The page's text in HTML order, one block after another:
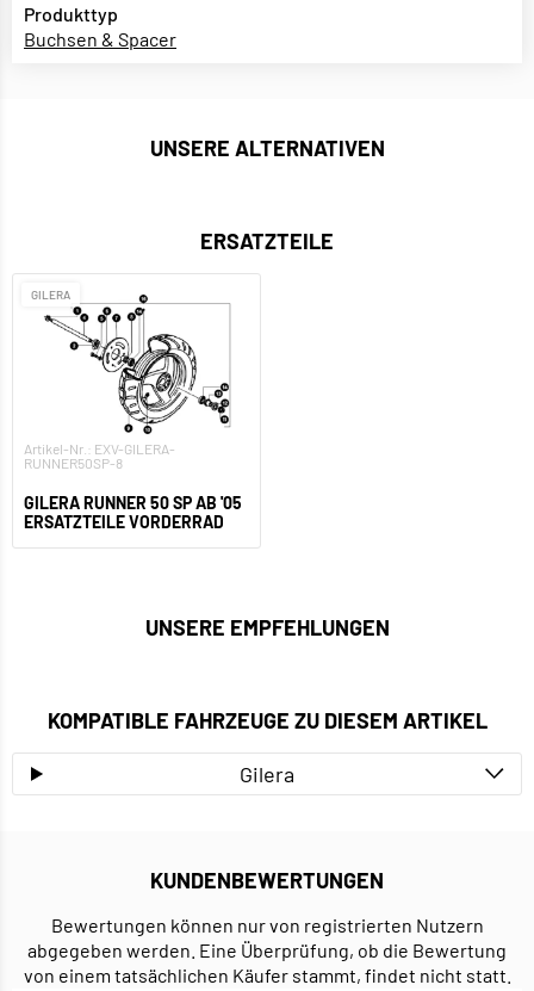
Produkttyp
Buchsen & Spacer
UNSERE ALTERNATIVEN
ERSATZTEILE
GILERA
Artikel-Nr.: EXV-GILERA-
RUNNER50SP-8
GILERA RUNNER 50 SP AB '05
ERSATZTEILE VORDERRAD
UNSERE EMPFEHLUNGEN
KOMPATIBLE FAHRZEUGE ZU DIESEM ARTIKEL
Gilera
KUNDENBEWERTUNGEN
Bewertungen können nur von registrierten Nutzern
abgegeben werden. Eine Überprüfung, ob die Bewertung
von einem tatsächlichen Käufer stammt, findet nicht statt.